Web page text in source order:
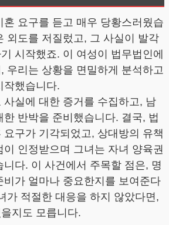
혼 요구를 듣고 매우 당황스러웠습
외도를 저질렀고, 그 사실이 발각
시작했죠. 이 여성이 법무법인에
우리는 상황을 면밀하게 분석하고
작했습니다.
사실에 대한 증거를 수집하고, 남
반박을 준비했습니다. 결국, 법
구가 기각되었고, 상대방의 유책
인정받으며 그녀는 자녀 양육권
다. 이 사건에서 주목할 점은, 명
비가 얼마나 중요한지를 보여준다
가 적절한 대응을 하지 않았다면,
지도 모릅니다.